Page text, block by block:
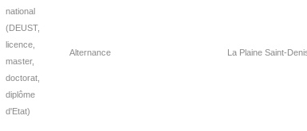
national
(DEUST,
licence,
master,
doctorat,
diplôme
d'Etat)
Alternance La Plaine Saint-